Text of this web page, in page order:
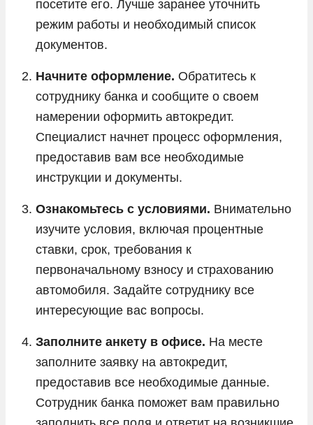
посетите его. Лучше заранее уточнить
режим работы и необходимый список
документов.
Начните оформление. Обратитесь к
сотруднику банка и сообщите о своем
намерении оформить автокредит.
Специалист начнет процесс оформления,
предоставив вам все необходимые
инструкции и документы.
Ознакомьтесь с условиями. Внимательно
изучите условия, включая процентные
ставки, срок, требования к
первоначальному взносу и страхованию
автомобиля. Задайте сотруднику все
интересующие вас вопросы.
Заполните анкету в офисе. На месте
заполните заявку на автокредит,
предоставив все необходимые данные.
Сотрудник банка поможет вам правильно